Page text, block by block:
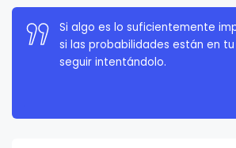
Si algo es lo suficientemente
si las probabilidades están en
seguir intentándolo.